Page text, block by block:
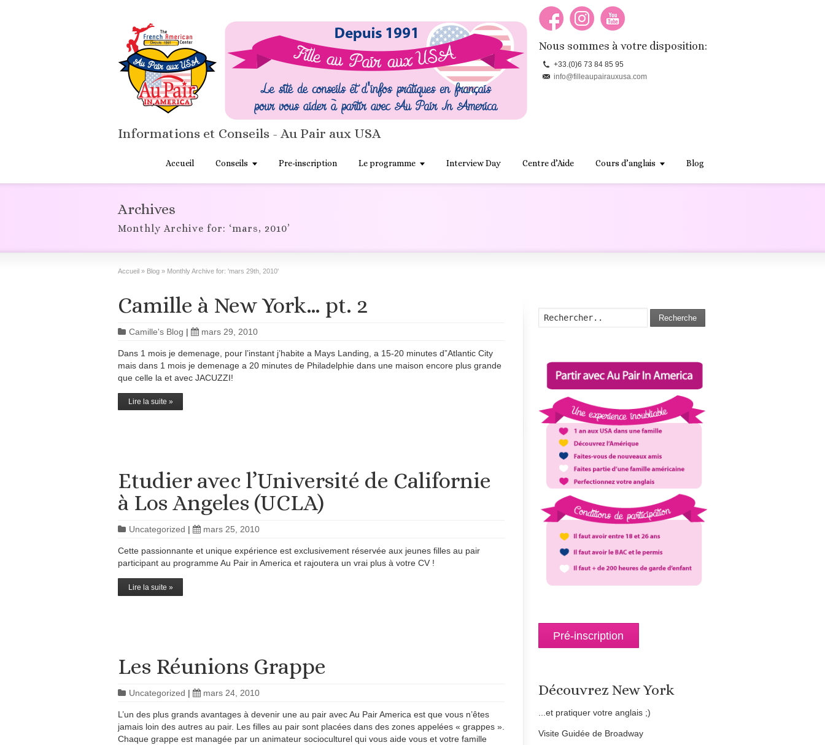
Informations et Conseils - Au Pair aux USA
Nous sommes à votre disposition:
+33.(0)6 73 84 85 95
info@filleaupairauxusa.com
Accueil Conseils Pre-inscription Le programme Interview Day Centre d’Aide Cours d’anglais Blog
Archives
Monthly Archive for: ‘mars, 2010’
Accueil » Blog » Monthly Archive for: 'mars 29th, 2010'
Camille à New York… pt. 2
Camille's Blog | mars 29, 2010
Dans 1 mois je demenage, pour l’instant j’habite a Mays Landing, a 15-20 minutes d”Atlantic City
mais dans 1 mois je demenage a 20 minutes de Philadelphie dans une maison encore plus grande
que celle la et avec JACUZZI!
Lire la suite »
Etudier avec l’Université de Californie
à Los Angeles (UCLA)
Uncategorized | mars 25, 2010
Cette passionnante et unique expérience est exclusivement réservée aux jeunes filles au pair
participant au programme Au Pair in America et rajoutera un vrai plus à votre CV !
Lire la suite »
Les Réunions Grappe
Uncategorized | mars 24, 2010
L’un des plus grands avantages à devenir une au pair avec Au Pair America est que vous n’êtes
jamais loin des autres au pair. Les filles au pair sont placées dans des zones appelées « grappes ».
Chaque grappe est managée par un animateur socioculturel qui vous aide vous et votre famille
Recherche
Pré-inscription
Découvrez New York
...et pratiquer votre anglais ;)
Visite Guidée de Broadway